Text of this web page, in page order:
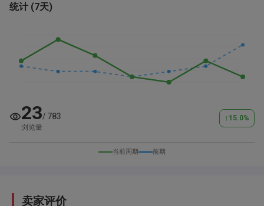
čukanje.
se izlakira (takva je boja auta sa prirodnim
supstancama, plave i crvene boje sve to imaju), mali
servis da se uradi kao i desni retrovizor da se
zameni(skinuli su staklo na parkingu)
Mesečno se auto vozio od 1200 do 1600km.
Razlog prodaje je taj što smo porodično kupili drugi
统计 (7天)
23/ 783
浏览量
↑ 15.0%
当前周期 前期
卖家评价